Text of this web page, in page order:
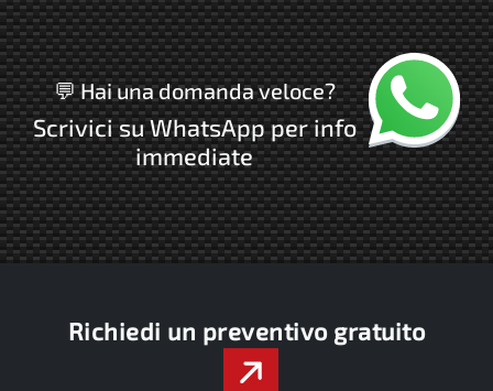
💬 Hai una domanda veloce?
Scrivici su WhatsApp per info
immediate
Chatta con
Richiedi un preventivo gratuito